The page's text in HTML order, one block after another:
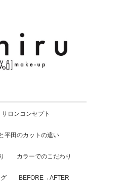
サロンコンセプト
平田のカットの違い
カラーでのこだわり
BEFORE→AFTER